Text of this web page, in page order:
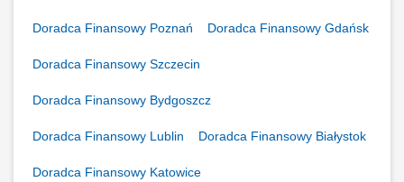
Doradca Finansowy Poznań Doradca Finansowy Gdańsk
Doradca Finansowy Szczecin
Doradca Finansowy Bydgoszcz
Doradca Finansowy Lublin Doradca Finansowy Białystok
Doradca Finansowy Katowice